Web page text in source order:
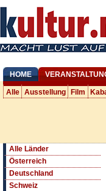
HOME
Alle Ausstellung Film
Alle Länder
Österreich
Deutschland
Schweiz